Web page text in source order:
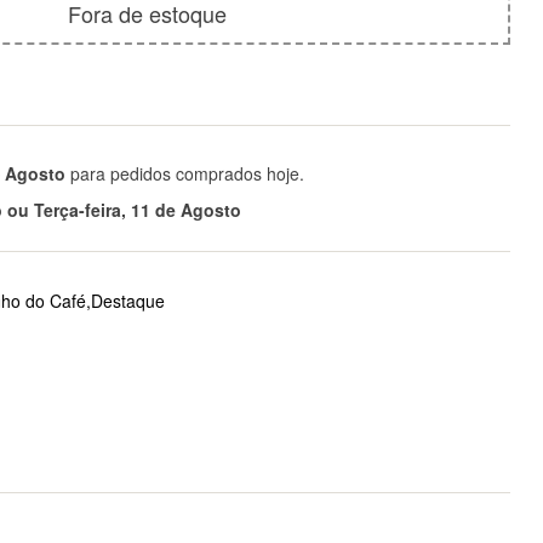
Fora de estoque
Agosto para pedidos comprados hoje.
ou Terça-feira, 11 de Agosto
do Café,Destaque